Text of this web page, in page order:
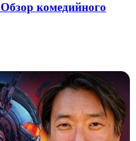
комедийного